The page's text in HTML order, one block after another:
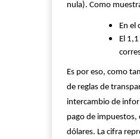
nula). Como
En el
El
Es por eso, como
de reglas de
intercambio de
pago de impuestos,
dólares. La cifra